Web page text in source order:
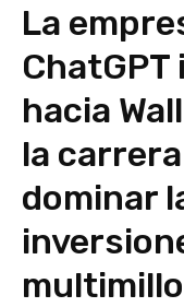
La
hacia
la
dominar